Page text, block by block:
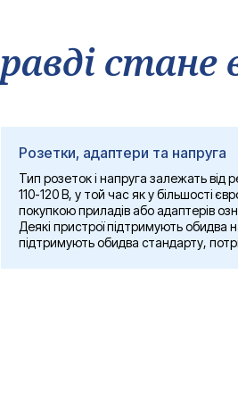
стане
Розетки, адаптери та напруга
Тип розеток і напруга залежать від
110-120 В, у той час як у більшості
покупкою приладів або адаптерів
Деякі пристрої підтримують обидва
підтримують обидва стандарту,